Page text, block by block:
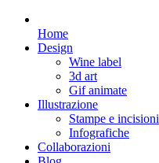
Home
Design
Wine label
3d art
Gif animate
Illustrazione
Stampe e incisioni
Infografiche
Collaborazioni